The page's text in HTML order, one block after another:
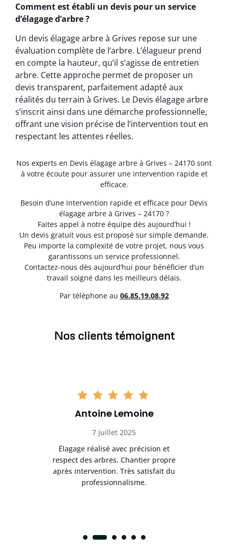
Comment est établi un devis pour un service
d’élagage d’arbre ?
Un devis élagage arbre à Grives repose sur une
évaluation complète de l’arbre. L’élagueur prend
en compte la hauteur, qu’il s’agisse de entretien
arbre. Cette approche permet de proposer un
devis transparent, parfaitement adapté aux
réalités du terrain à Grives. Le Devis élagage arbre
s’inscrit ainsi dans une démarche professionnelle,
offrant une vision précise de l’intervention tout en
respectant les attentes réelles.
Nos experts en Devis élagage arbre à Grives – 24170 sont
à votre écoute pour assurer une intervention rapide et
efficace.
Besoin d’une intervention rapide et efficace pour Devis
élagage arbre à Grives – 24170 ?
Faites appel à notre équipe dès aujourd’hui !
Un devis gratuit vous est proposé sur simple demande.
Peu importe la complexité de votre projet, nous vous
garantissons un service professionnel.
Contactez-nous dès aujourd’hui pour bénéficier d’un
travail soigné dans les meilleurs délais.
Par téléphone au 06.85.19.08.92
Nos clients témoignent
Antoine Lemoine
7 juillet 2025
Élagage réalisé avec précision et
respect des arbres. Chantier propre
après intervention. Très satisfait du
professionnalisme.